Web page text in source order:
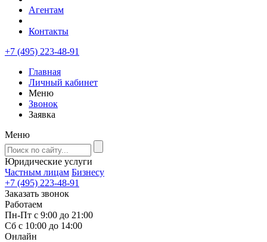
Агентам
Контакты
+7 (495) 223-48-91
Главная
Личный кабинет
Меню
Звонок
Заявка
Меню
Юридические услуги
Частным лицам Бизнесу
+7 (495) 223-48-91
Заказать звонок
Работаем
Пн-Пт с 9:00 до 21:00
Сб с 10:00 до 14:00
Онлайн